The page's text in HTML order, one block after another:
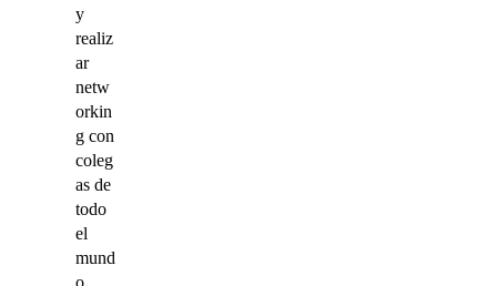
y
realiz
ar
netw
orkin
g con
coleg
as de
todo
el
mund
o.